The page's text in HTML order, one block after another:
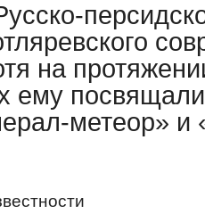
на
ему
метеор» и